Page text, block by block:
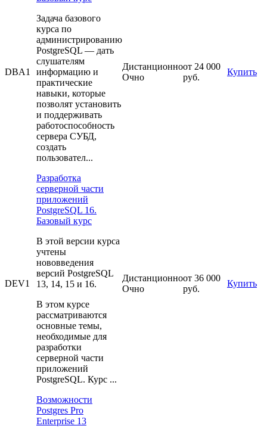
DBA1
Задача базового
курса по
администрированию
PostgreSQL — дать
слушателям
информацию и
практические
навыки, которые
позволят установить
и поддерживать
работоспособность
сервера СУБД,
создать
пользовател...
Дистанционно
Очно
от 24 000
руб.
Купить
DEV1
Разработка
серверной части
приложений
PostgreSQL 16.
Базовый курс
В этой версии курса
учтены
нововведения
версий PostgreSQL
13, 14, 15 и 16.
В этом курсе
рассматриваются
основные темы,
необходимые для
разработки
серверной части
приложений
PostgreSQL. Курс ...
Дистанционно
Очно
от 36 000
руб.
Купить
Возможности
Postgres Pro
Enterprise 13